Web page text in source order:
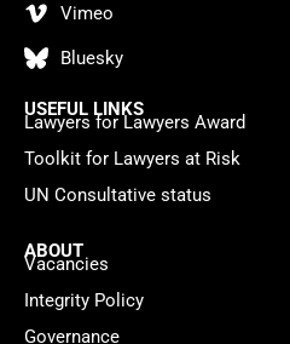
Vimeo
Bluesky
USEFUL LINKS
Lawyers for Lawyers Award
Toolkit for Lawyers at Risk
UN Consultative status
ABOUT
Vacancies
Integrity Policy
Governance